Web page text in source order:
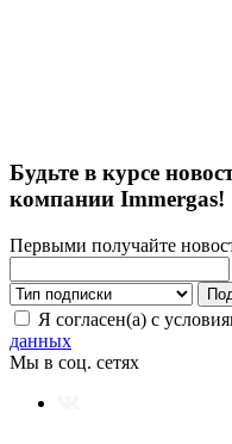
Будьте в курсе
компании Immergas!
Первыми получайте
Я согласен(а) с
данных
Мы в соц. сетях